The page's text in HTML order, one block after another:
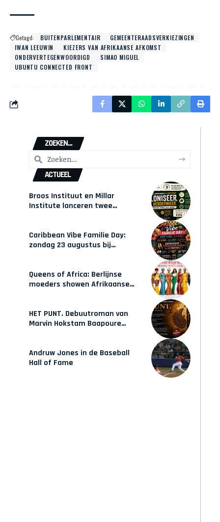
Getagd: BUITENPARLEMENTAIR
GEMEENTERAADSVERKIEZINGEN
IWAN LEEUWIN
KIEZERS VAN AFRIKAANSE AFKOMST
ONDERVERTEGENWOORDIGD
SIMAO MIGUEL
UBUNTU CONNECTED FRONT
ZOEKEN...
ACTUEEL
Broos Instituut en Millar
Institute lanceren twee
Caribbean Vibe Familie Day:
zondag 23 augustus bij
Queens of Africa: Berlijnse
moeders showen Afrikaanse
HET PUNT. Debuutroman van
Marvin Hokstam Baapoure
Andruw Jones in de Baseball
Hall of Fame